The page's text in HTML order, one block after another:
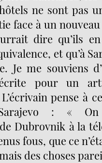
ne sont pas
face à un
dire qu’ils
et qu’à
Je me souviens
pour un
pense à
: « On
Dubrovnik à la
fous, que ce
des choses